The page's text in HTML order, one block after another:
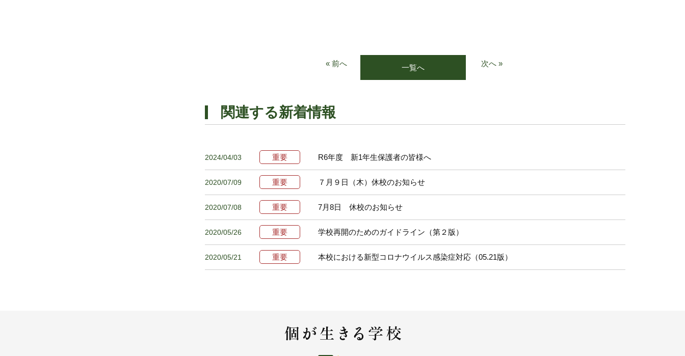
« 前へ 一覧へ 次へ »
関連する新着情報
2024/04/03 重要 R6年度 新1年生保護者の皆様へ
2020/07/09 重要 ７月９日（木）休校のお知らせ
2020/07/08 重要 7月8日 休校のお知らせ
2020/05/26 重要 学校再開のためのガイドライン（第２版）
2020/05/21 重要 本校における新型コロナウイルス感染症対応（05.21版）